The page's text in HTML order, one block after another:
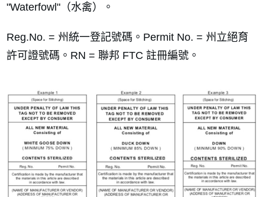
"Waterfowl"（水禽）。
Reg.No. = 州統一登記號碼。Permit No. = 州立絕育
許可證號碼。RN = 聯邦 FTC 註冊編號。